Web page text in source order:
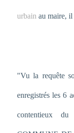
urbain au maire,
"Vu la requête
enregistrés les 6
contentieux